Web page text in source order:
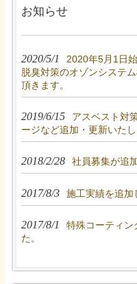
お知らせ
2020/5/1
2020年5月1日
脱臭対策のオゾンシステ
頂きます。
2019/6/15
アスベスト対
ージなど追加・更新いたし
2018/2/28 社員募集が追
2017/8/3 施工実績を追加
2017/8/1
特殊コーティ
た。